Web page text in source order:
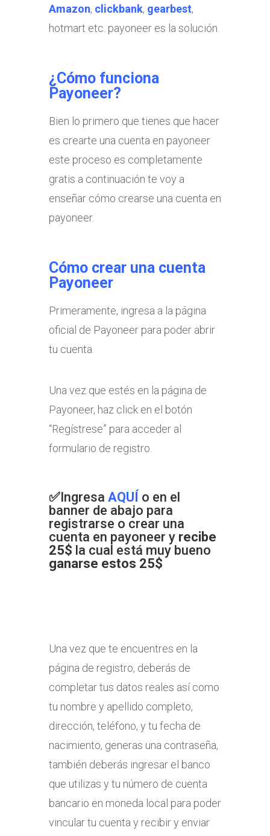
Amazon, clickbank, gearbest,
hotmart etc. payoneer es la solución.
¿Cómo funciona
Payoneer?
Bien lo primero que tienes que hacer
es crearte una cuenta en payoneer
este proceso es completamente
gratis a continuación te voy a
enseñar cómo crearse una cuenta en
payoneer.
Cómo crear una cuenta
Payoneer
Primeramente, ingresa a la página
oficial de Payoneer para poder abrir
tu cuenta.
Una vez que estés en la página de
Payoneer, haz click en el botón
“Regístrese” para acceder al
formulario de registro.
✅Ingresa AQUÍ o en el
banner de abajo para
registrarse o crear una
cuenta en payoneer y recibe
25$ la cual está muy bueno
ganarse estos 25$
Una vez que te encuentres en la
página de registro, deberás de
completar tus datos reales así como
tu nombre y apellido completo,
dirección, teléfono, y tu fecha de
nacimiento, generas una contraseña,
también deberás ingresar el banco
que utilizas y tu número de cuenta
bancario en moneda local para poder
vincular tu cuenta y recibir y enviar